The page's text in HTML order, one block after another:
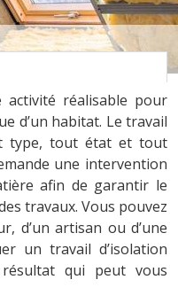
activité réalisable pour
d’un habitat. Le travail
type, tout état et tout
une intervention
afin de garantir le
travaux. Vous pouvez
d’un artisan ou d’une
un travail d’isolation
qui peut vous